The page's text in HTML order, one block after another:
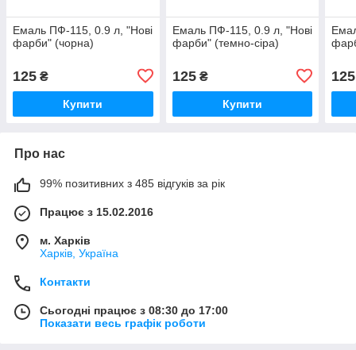
Емаль ПФ-115, 0.9 л, "Нові
фарби" (чорна)
125 ₴
Купити
Емаль ПФ-115, 0.9 л, "Нові
фарби" (темно-сіра)
125₴
Купити
125
Про нас
99% позитивних з 485 відгуків за рік
Працює з 15.02.2016
м. Харків
Харків, Україна
Контакти
Сьогодні працює з 08:30 до 17:00
Показати весь графік роботи